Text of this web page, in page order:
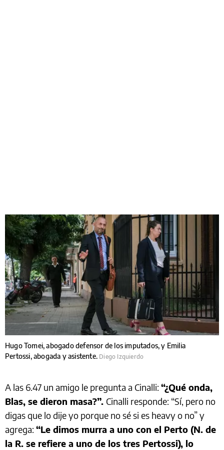
Hugo Tomei, abogado defensor de los imputados, y Emilia
Pertossi, abogada y asistente. Diego Izquierdo
A las 6.47 un amigo le pregunta a Cinalli: “¿Qué onda,
Blas, se dieron masa?”. Cinalli responde: “Sí, pero no
digas que lo dije yo porque no sé si es heavy o no” y
agrega: “Le dimos murra a uno con el Perto (N. de
la R. se refiere a uno de los tres Pertossi), lo